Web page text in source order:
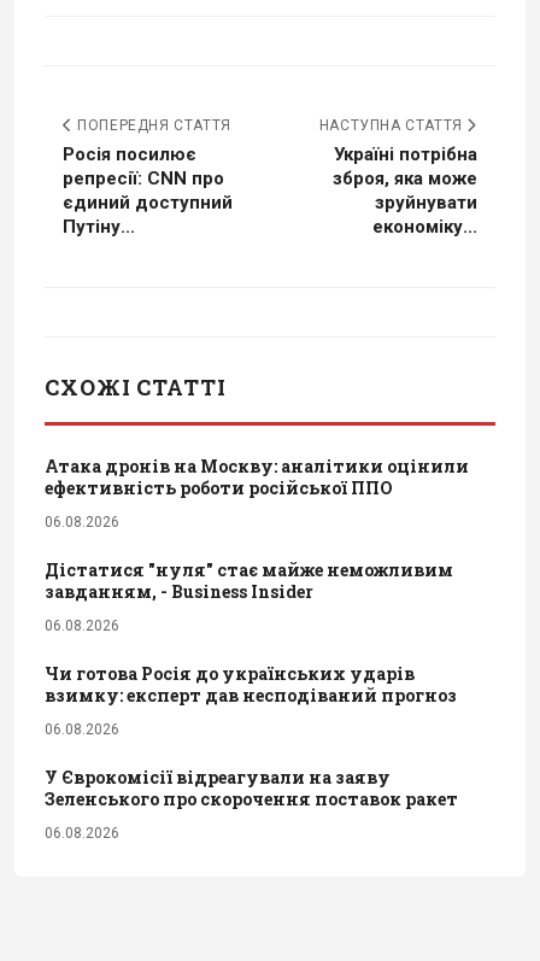
ПОПЕРЕДНЯ СТАТТЯ
Росія посилює
репресії: CNN про
єдиний доступний
Путіну...
НАСТУПНА СТАТТЯ
Україні потрібна
зброя, яка може
зруйнувати
економіку...
СХОЖІ СТАТТІ
Атака дронів на Москву: аналітики оцінили
ефективність роботи російської ППО
06.08.2026
Дістатися "нуля" стає майже неможливим
завданням, - Business Insider
06.08.2026
Чи готова Росія до українських ударів
взимку: експерт дав несподіваний прогноз
06.08.2026
У Єврокомісії відреагували на заяву
Зеленського про скорочення поставок ракет
06.08.2026